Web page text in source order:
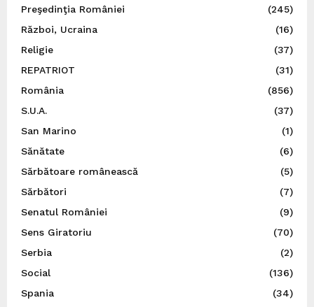
Preşedinţia României
(245)
Război, Ucraina
(16)
Religie
(37)
REPATRIOT
(31)
România
(856)
S.U.A.
(37)
San Marino
(1)
Sănătate
(6)
Sărbătoare românească
(5)
Sărbători
(7)
Senatul României
(9)
Sens Giratoriu
(70)
Serbia
(2)
Social
(136)
Spania
(34)